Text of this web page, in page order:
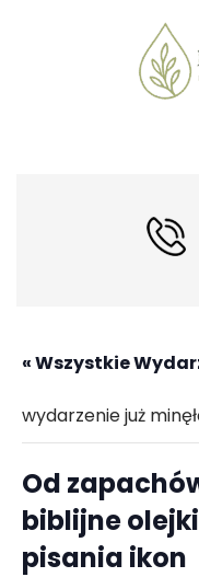
« Wszystkie
wydarzenie już
Od
biblijne
pisania ikon